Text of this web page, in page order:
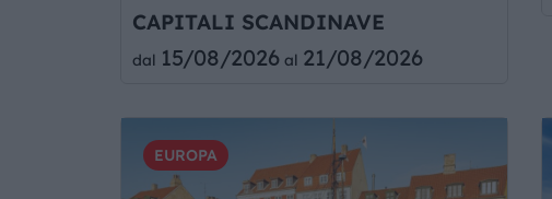
CAPITALI SCANDINAVE
dal 15/08/2026al 21/08/2026
EUROPA